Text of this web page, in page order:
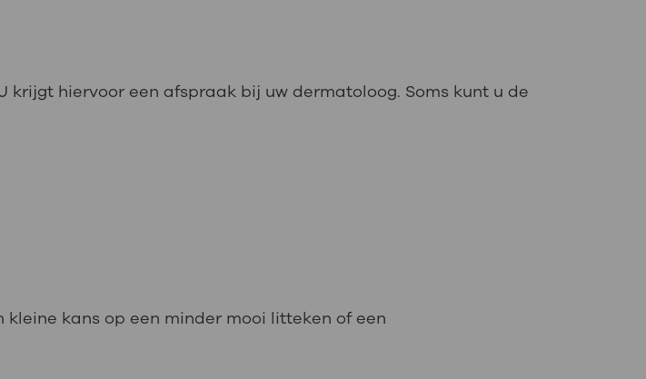
krijgt hiervoor een afspraak bij uw dermatoloog. Soms kunt u de
kleine kans op een minder mooi litteken of een